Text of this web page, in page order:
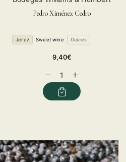
Pedro Ximénez Cedro
Jerez Sweet wine Dulces
Regular
9,40€
Decrease
quantity
Increase
quantity
for